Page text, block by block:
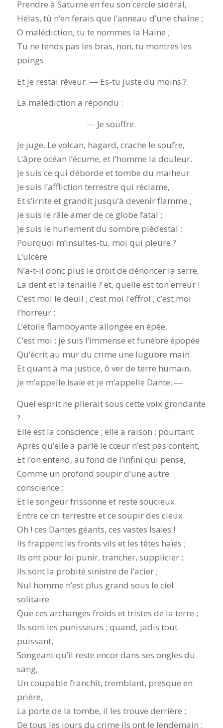
Prendre à Saturne en feu son cercle sidéral,
Hélas, tù n’en ferais que l’anneau d’une chaîne ;
O malédiction, tu te nommes la Haine ;
Tu ne tends pas les bras, non, tu montres les
poings.
Et je restai rêveur. ― Es-tu juste du moins ?
La malédiction a répondu :
— Je souffre.
Je juge. Le volcan, hagard, crache le soufre,
L’âpre océan l’écume, et l’homme la douleur.
Je suis ce qui déborde et tombe du malheur.
Je suis l’affliction terrestre qui réclame,
Et s’irrite et grandit jusqu’à devenir flamme ;
Je suis le râle amer de ce globe fatal ;
Je suis le hurlement du sombre piédestal ;
Pourquoi m’insultes-tu, moi qui pleure ?
L’ulcère
N’a-t-il donc plus le droit de dénoncer la serre,
La dent et la tenaille ? et, quelle est ton erreur !
C’est moi le deuil ; c’est moi l’effroi ; c’est moi
l’horreur ;
L’étoile flamboyante allongée en épée,
C’est moi ; je suis l’immense et funèbre épopée
Qu’écrit au mur du crime une lugubre main.
Et quant à ma justice, ô ver de terre humain,
Je m’appelle Isaïe et je m’appelle Dante. ―
Quel esprit ne plierait sous cette voix grondante
?
Elle est la conscience ; elle a raison ; pourtant
Après qu’elle a parlé le cœur n’est pas content,
Et l’on entend, au fond de l’infini qui pense,
Comme un profond soupir d’une autre
conscience ;
Et le songeur frissonne et reste soucieux
Entre ce cri terrestre et ce soupir des cieux.
Oh ! ces Dantes géants, ces vastes Isaïes !
Ils frappent les fronts vils et les têtes haïes ;
Ils ont pour loi punir, trancher, supplicier ;
Ils sont la probité sinistre de l’acier ;
Nul homme n’est plus grand sous le ciel
solitaire
Que ces archanges froids et tristes de la terre ;
Ils sont les punisseurs ; quand, jadis tout-
puissant,
Songeant qu’il reste encor dans ses ongles du
sang,
Un coupable franchit, tremblant, presque en
prière,
La porte de la tombe, il les trouve derrière ;
De tous les jours du crime ils ont le lendemain ;